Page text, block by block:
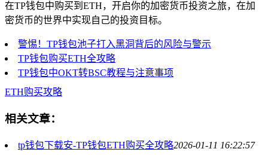
在TP钱包中购买到ETH，开启你的加密货币投资之旅，在加
密货币的世界中实现自己的投资目标。
警惕！TP钱包池子打入黑洞背后的风险与警示
TP钱包购买ETH全攻略
TP钱包中OKT转BSC教程与注意事项
ETH购买攻略
相关文章：
tp钱包下载安-TP钱包ETH购买全攻略2026-01-11 16:22:57